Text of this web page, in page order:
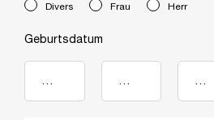
newslettersignup.title.legend
Divers Frau Herr
Geburtsdatum